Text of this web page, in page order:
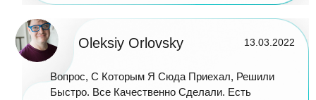
Oleksiy Orlovsky 13.03.2022
Вопрос, С Которым Я Сюда Приехал, Решили
Быстро. Все Качественно Сделали. Есть